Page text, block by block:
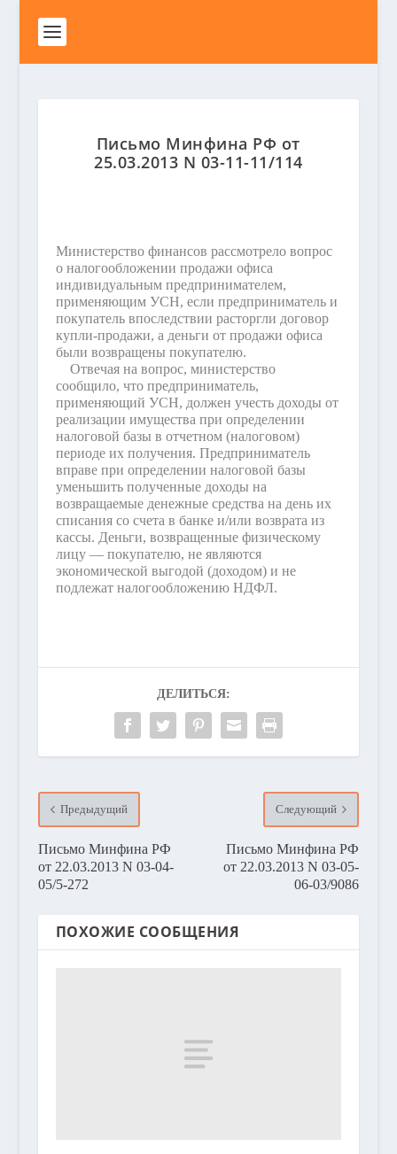
Письмо Минфина РФ от
25.03.2013 N 03-11-11/114
Министерство финансов рассмотрело вопрос
о налогообложении продажи офиса
индивидуальным предпринимателем,
применяющим УСН, если предприниматель и
покупатель впоследствии расторгли договор
купли-продажи, а деньги от продажи офиса
были возвращены покупателю.
Отвечая на вопрос, министерство
сообщило, что предприниматель,
применяющий УСН, должен учесть доходы от
реализации имущества при определении
налоговой базы в отчетном (налоговом)
периоде их получения. Предприниматель
вправе при определении налоговой базы
уменьшить полученные доходы на
возвращаемые денежные средства на день их
списания со счета в банке и/или возврата из
кассы. Деньги, возвращенные физическому
лицу — покупателю, не являются
экономической выгодой (доходом) и не
подлежат налогообложению НДФЛ.
ДЕЛИТЬСЯ:
Предыдущий
Письмо Минфина РФ
от 22.03.2013 N 03-04-
05/5-272
Следующий
Письмо Минфина РФ
от 22.03.2013 N 03-05-
06-03/9086
ПОХОЖИЕ СООБЩЕНИЯ